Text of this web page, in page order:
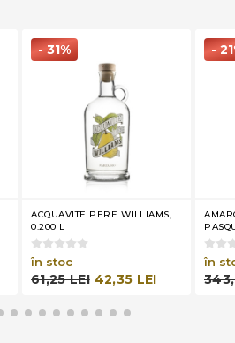
- 31%
ACQUAVITE PERE WILLIAMS,
0.200 L
în stoc
61,25 LEI 42,35 LEI
-
în